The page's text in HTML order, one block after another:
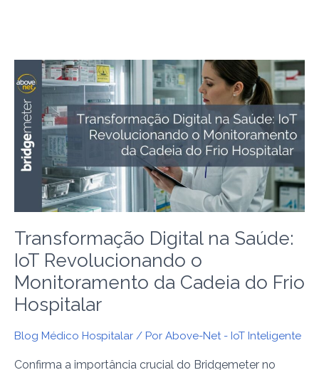
Transformação Digital na Saúde:
IoT Revolucionando o
Monitoramento da Cadeia do Frio
Hospitalar
Blog Médico Hospitalar / Por Above-Net - IoT Inteligente
Confirma a importância crucial do Bridgemeter no
Transformação
Digital
na
Saúde:
IoT
Revolucionando
Monitoramento
do
Frio
Hospitalar